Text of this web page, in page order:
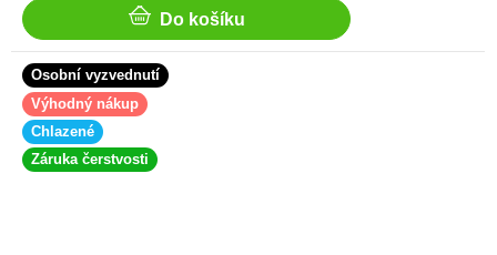
Do košíku
Osobní vyzvednutí
Výhodný nákup
Chlazené
Záruka čerstvosti